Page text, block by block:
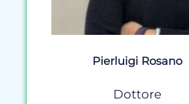
Pierluigi Rosano
Dottore